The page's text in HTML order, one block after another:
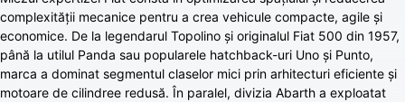
complexității mecanice pentru a crea vehicule compacte, agile și
economice. De la legendarul Topolino și originalul Fiat 500 din 1957,
până la utilul Panda sau popularele hatchback-uri Uno și Punto,
marca a dominat segmentul claselor mici prin arhitecturi eficiente și
motoare de cilindree redusă. În paralel, divizia Abarth a exploatat